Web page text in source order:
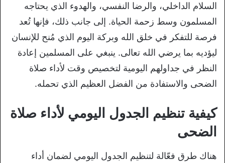
السلام الداخلي، والرضا النفسي، والهدوء الذي يحتاجه
المسلمون وسط زحمة الحياة. إلى جانب ذلك، فإنها تُعد
فرصة للتفكر في خلق الله وبركة اليوم الذي مُنح للإنسان
ليؤديه بما يرضي الله تعالى. ينبغي على المسلمين إعادة
النظر في جداولهم اليومية لتخصيص وقت لأداء صلاة
الضحى والاستفادة من الفضل العظيم الذي تحمله.
كيفية تنظيم الجدول اليومي لأداء صلاة
الضحى
هناك طرق فعّالة لتنظيم الجدول اليومي لضمان أداء